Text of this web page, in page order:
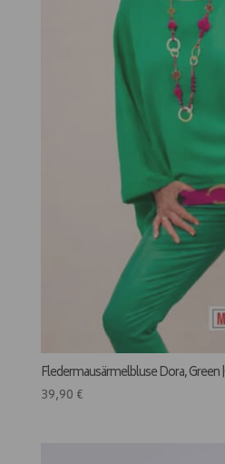
Fledermausärmelbluse Dora, Green
39,90 €